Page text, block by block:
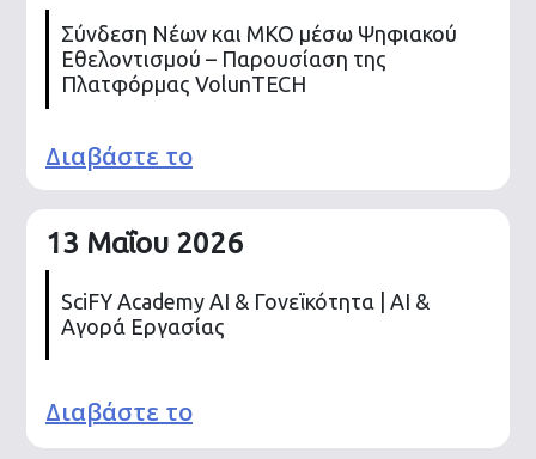
Σύνδεση Νέων και ΜΚΟ μέσω Ψηφιακού
Εθελοντισμού – Παρουσίαση της
Πλατφόρμας VolunTECH
Διαβάστε το
13 Μαΐου 2026
SciFY Academy AI & Γονεϊκότητα | AI &
Αγορά Εργασίας
Διαβάστε το